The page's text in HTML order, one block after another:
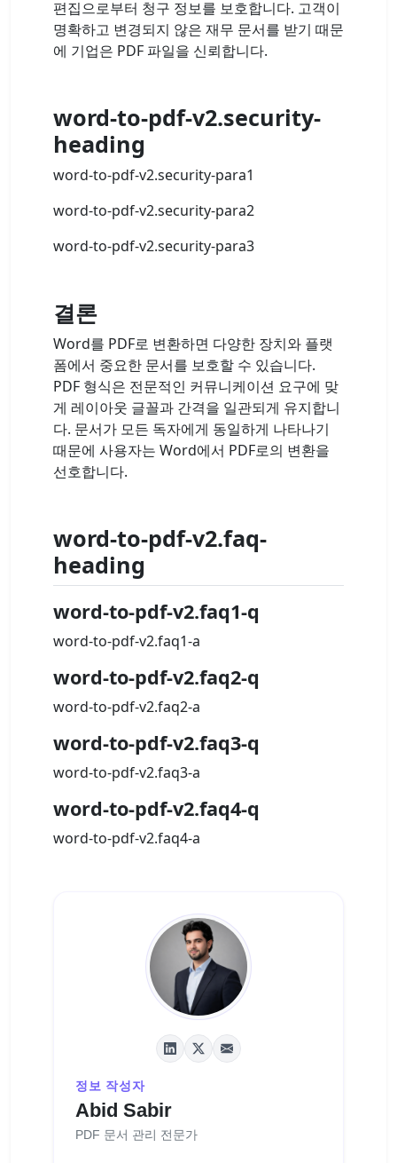
편집으로부터 청구 정보를 보호합니다. 고객이
명확하고 변경되지 않은 재무 문서를 받기 때문
에 기업은 PDF 파일을 신뢰합니다.
word-to-pdf-v2.security-
heading
word-to-pdf-v2.security-para1
word-to-pdf-v2.security-para2
word-to-pdf-v2.security-para3
결론
Word를 PDF로 변환하면 다양한 장치와 플랫
폼에서 중요한 문서를 보호할 수 있습니다.
PDF 형식은 전문적인 커뮤니케이션 요구에 맞
게 레이아웃 글꼴과 간격을 일관되게 유지합니
다. 문서가 모든 독자에게 동일하게 나타나기
때문에 사용자는 Word에서 PDF로의 변환을
선호합니다.
word-to-pdf-v2.faq-
heading
word-to-pdf-v2.faq1-q
word-to-pdf-v2.faq1-a
word-to-pdf-v2.faq2-q
word-to-pdf-v2.faq2-a
word-to-pdf-v2.faq3-q
word-to-pdf-v2.faq3-a
word-to-pdf-v2.faq4-q
word-to-pdf-v2.faq4-a
정보 작성자
Abid Sabir
PDF 문서 관리 전문가